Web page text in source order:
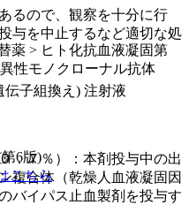
るので、観察を十分に行
与を中止するなど適切な処
．７％）：本剤投与中の出
複合体（乾燥人血液凝固因
バイパス止血製剤を投与す
薬 > ヒト化抗血液凝固第
性モノクローナル抗体
伝子組換え) 注射液
6版)
こちら